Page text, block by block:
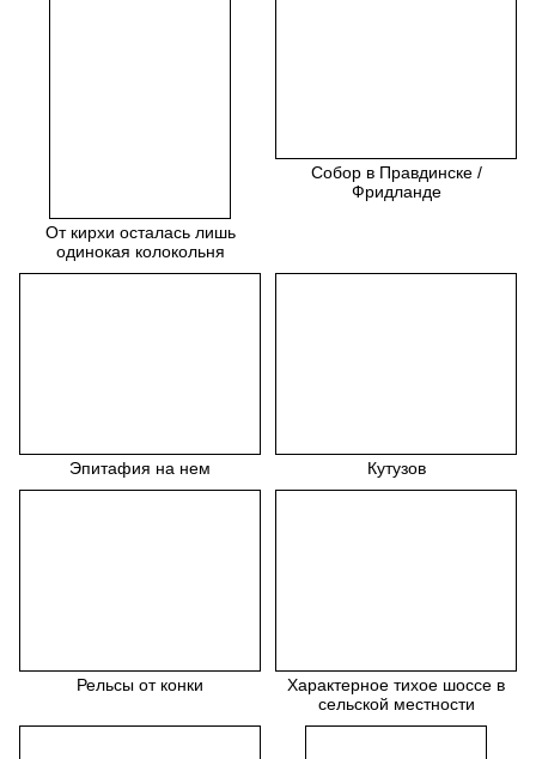
От кирхи осталась лишь
одинокая колокольня
Собор в Правдинске /
Фридланде
Эпитафия на нем Кутузов
Рельсы от конки
Характерное тихое шоссе в
сельской местности